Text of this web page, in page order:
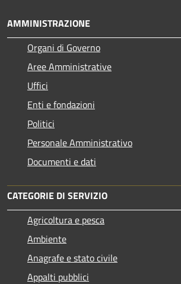
AMMINISTRAZIONE
Organi di Governo
Aree Amministrative
Uffici
Enti e fondazioni
Politici
Personale Amministrativo
Documenti e dati
CATEGORIE DI SERVIZIO
Agricoltura e pesca
Ambiente
Anagrafe e stato civile
Appalti pubblici